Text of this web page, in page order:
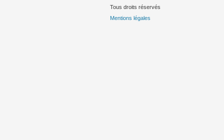
Tous droits réservés
Mentions légales